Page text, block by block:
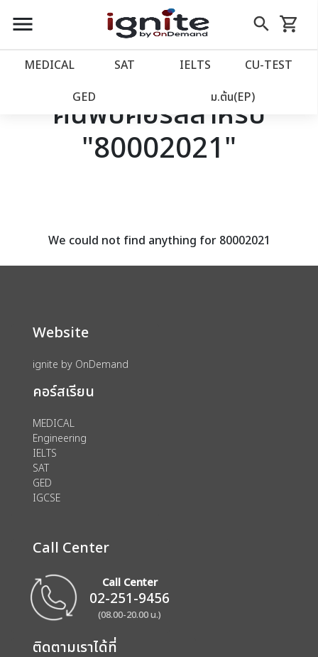
close
account_balance หน้าแรก
เว็บไซต์อิกไนท์
โปรโมชั่น
assignment ลงทะเบียน
menu search
Skip
to
shopping_cart
รถเข็น
MEDICAL SAT IELTS CU‑TEST
GED ม.ต้น(EP)
ค้นพบคอร์สสำหรับ
"80002021"
We could not find anything for 80002021
Website
ignite by OnDemand
คอร์สเรียน
MEDICAL
Engineering
IELTS
SAT
GED
IGCSE
Call Center
Call Center
02-251-9456
(08.00-20.00 น.)
ติดตามเราได้ที่